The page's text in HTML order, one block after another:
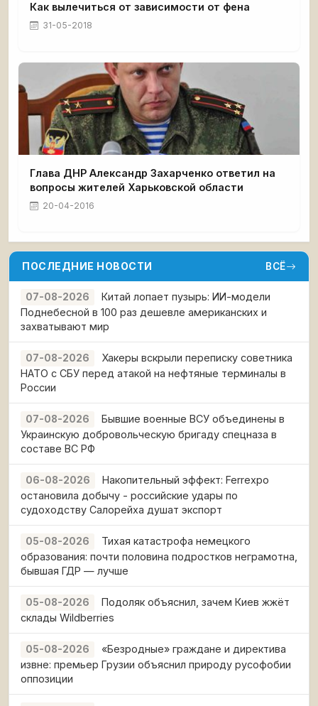
Как вылечиться от зависимости от фена
31-05-2018
Глава ДНР Александр Захарченко ответил на
вопросы жителей Харьковской области
20-04-2016
ПОСЛЕДНИЕ НОВОСТИ ВСЁ
07-08-2026
Китай лопает пузырь: ИИ-модели
Поднебесной в 100 раз дешевле американских и
захватывают мир
07-08-2026
Хакеры вскрыли переписку советника
НАТО с СБУ перед атакой на нефтяные терминалы в
России
07-08-2026
Бывшие военные ВСУ объединены в
Украинскую добровольческую бригаду спецназа в
составе ВС РФ
06-08-2026
Накопительный эффект: Ferrexpo
остановила добычу - российские удары по
судоходству Салорейха душат экспорт
05-08-2026
Тихая катастрофа немецкого
образования: почти половина подростков неграмотна,
бывшая ГДР — лучше
05-08-2026
Подоляк объяснил, зачем Киев жжёт
склады Wildberries
05-08-2026
«Безродные» граждане и директива
извне: премьер Грузии объяснил природу русофобии
оппозиции